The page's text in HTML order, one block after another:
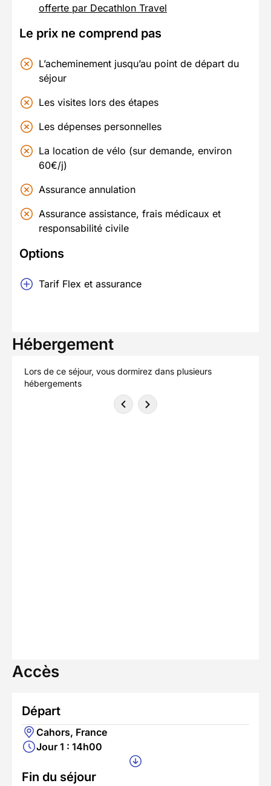
offerte par Decathlon Travel
Le prix ne comprend pas
L’acheminement jusqu’au point de départ du
séjour
Les visites lors des étapes
Les dépenses personnelles
La location de vélo (sur demande, environ
60€/j)
Assurance annulation
Assurance assistance, frais médicaux et
responsabilité civile
Options
Tarif Flex et assurance
Hébergement
Lors de ce séjour, vous dormirez dans plusieurs
hébergements
Accès
Départ
Cahors, France
Jour 1 : 14h00
Fin du séjour